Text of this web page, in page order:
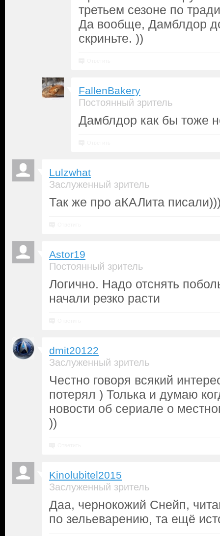
третьем сезоне по
Да вообще, Дамблдор
скриньте. ))
FallenBakery
Постоянный зритель
Дамблдор как бы тоже
Lulzwhat
Заслуженный зритель
Так же про аКАЛита
Astor19
Постоянный зритель
Логично. Надо отснять
начали резко расти
dmit20122
Заслуженный зритель
Честно говоря всякий
потерял ) Толька и думаю
новости об сериале о
))
Kinolubitel2015
Заслуженный зритель
Даа, чернокожий Снейп,
по зельеварению, та ещё